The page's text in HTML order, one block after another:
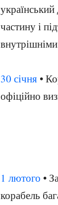
частину і
30 січня •
офіційно
1 лютого •
корабель